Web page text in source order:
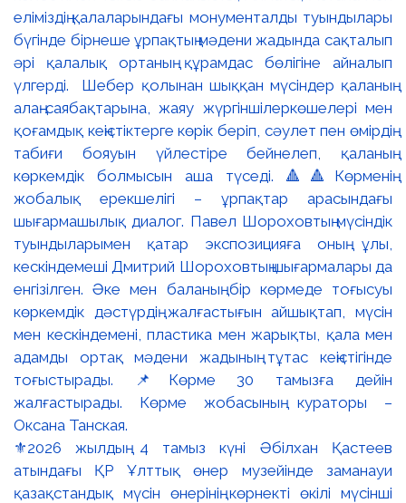
⚜️2026 жылдың 4 тамыз күні Әбілхан Қастеев
атындағы ҚР Ұлттық өнер музейінде заманауи
қазақстандық мүсін өнерінің көрнекті өкілі мүсінші